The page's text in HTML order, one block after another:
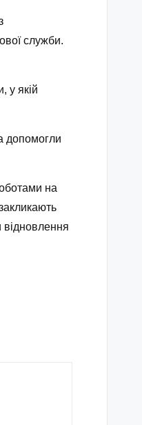
служби.
у якій
допомогли
на
відновлення